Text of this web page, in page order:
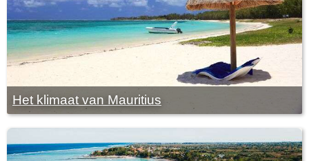
Het klimaat van Mauritius